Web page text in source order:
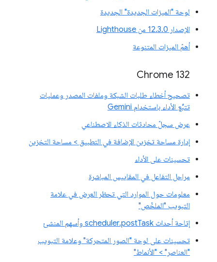
لوحة "الميزات الجديدة" الجديدة
الإصدار 12.3.0 من Lighthouse
أهمّ الميزات المتنوعة
Chrome 132
تصحيح أخطاء طلبات الشبكة وملفات المصدر وعمليات
تتبُّع الأداء باستخدام Gemini
عرض سجلّ محادثات الذكاء الاصطناعي
إدارة مساحة تخزين الإضافة في التطبيق > مساحة التخزين
تحسينات على الأداء
مراحل التفاعل في المقاييس المباشرة
معلومات حول الموارد التي تحظر العرض في علامة
التبويب "الملخّص"
إتاحة أحداث scheduler.postTask وأسهم المنشئ
تحسينات على لوحة "الصور المتحركة" وعلامة التبويب
"العناصر" > "الأنماط"